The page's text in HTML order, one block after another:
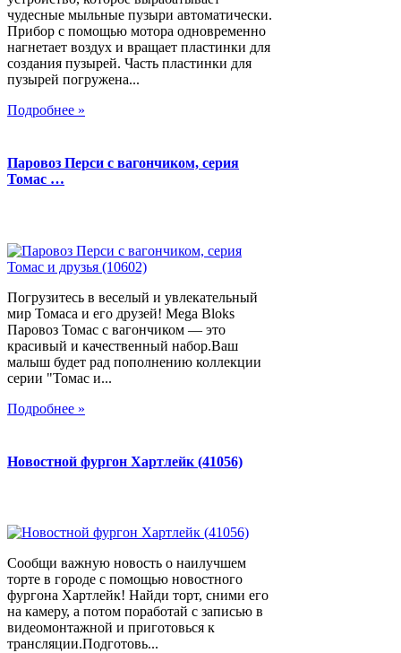
чудесные мыльные пузыри автоматически.
Прибор с помощью мотора одновременно
нагнетает воздух и вращает пластинки для
создания пузырей. Часть пластинки для
пузырей погружена...
Подробнее »
Паровоз Перси с вагончиком, серия
Томас …
Погрузитесь в веселый и увлекательный
мир Томаса и его друзей! Mega Bloks
Паровоз Томас с вагончиком — это
красивый и качественный набор.Ваш
малыш будет рад пополнению коллекции
серии "Томас и...
Подробнее »
Новостной фургон Хартлейк (41056)
Сообщи важную новость о наилучшем
торте в городе с помощью новостного
фургона Хартлейк! Найди торт, сними его
на камеру, а потом поработай с записью в
видеомонтажной и приготовься к
трансляции.Подготовь...